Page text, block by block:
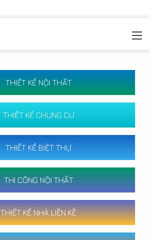
THIẾT KẾ NỘI THẤT
THIẾT KẾ CHUNG CƯ
THIẾT KẾ BIỆT THỰ
THI CÔNG NỘI THẤT
THIẾT KẾ NHÀ LIỀN KỀ